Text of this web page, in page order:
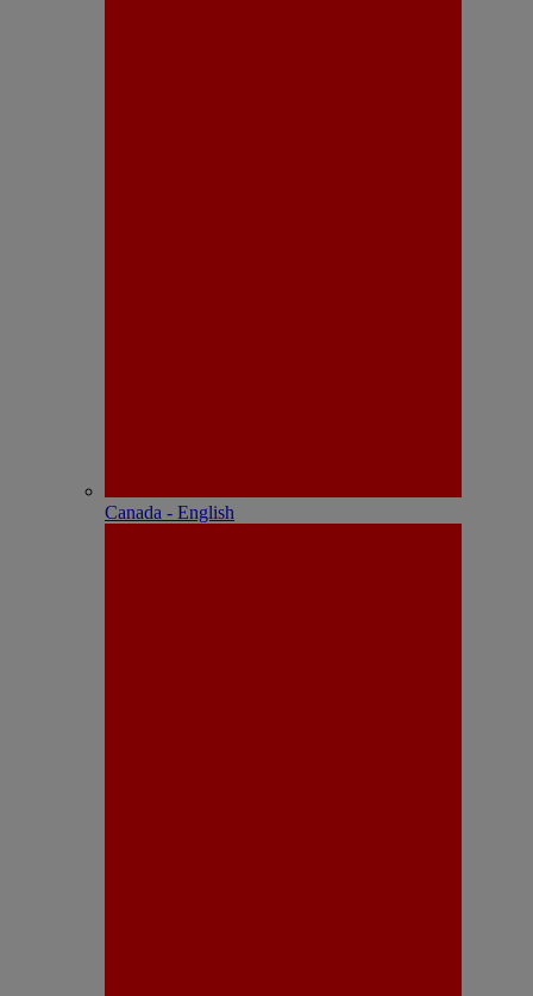
Canada - English